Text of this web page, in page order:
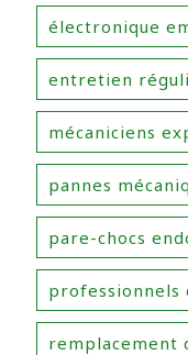
électronique
entretien
mécaniciens
pannes
pare-chocs
professionnels
remplacement